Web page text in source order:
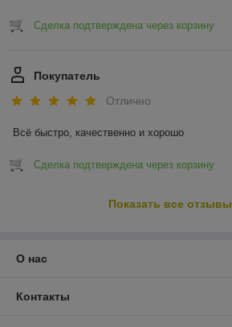
Сделка подтверждена через корзину
Покупатель
Отлично
Всё быстро, качественно и хорошо
Сделка подтверждена через корзину
Показать все отзывы
О нас
Контакты